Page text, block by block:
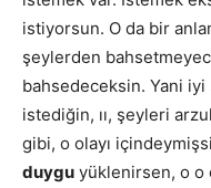
istiyorsun. O da bir
şeylerden
bahsedeceksin. Yani iyi
istediğin, ıı, şeyleri
gibi, o olayı
duygu yüklenirsen, o o